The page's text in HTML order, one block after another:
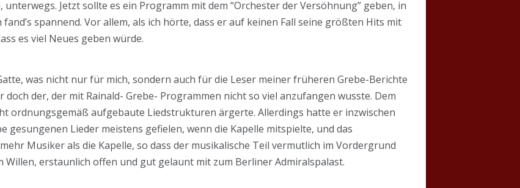
Jetzt sollte es ein Programm mit dem “Orchester der Versöhnung” geben, in
spannend. Vor allem, als ich hörte, dass er auf keinen Fall seine größten Hits mit
es viel Neues geben würde.
was nicht nur für mich, sondern auch für die Leser meiner früheren Grebe-Berichte
der, der mit Rainald- Grebe- Programmen nicht so viel anzufangen wusste. Dem
ordnungsgemäß aufgebaute Liedstrukturen ärgerte. Allerdings hatte er inzwischen
gesungenen Lieder meistens gefielen, wenn die Kapelle mitspielte, und das
Musiker als die Kapelle, so dass der musikalische Teil vermutlich im Vordergrund
Willen, erstaunlich offen und gut gelaunt mit zum Berliner Admiralspalast.